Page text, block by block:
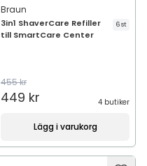
Braun
3in1 ShaverCare Refiller
till SmartCare Center
6 st
455 kr
449 kr 4 butiker
Lägg i varukorg